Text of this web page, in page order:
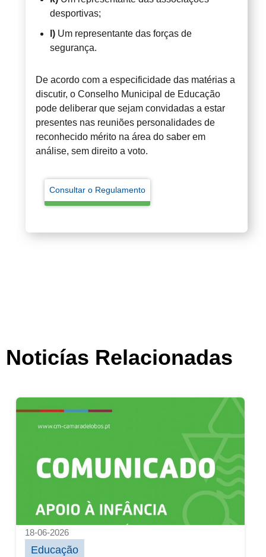
desportivas;
l) Um representante das forças de
segurança.
De acordo com a especificidade das matérias a
discutir, o Conselho Municipal de Educação
pode deliberar que sejam convidadas a estar
presentes nas reuniões personalidades de
reconhecido mérito na área do saber em
análise, sem direito a voto.
Consultar o Regulamento
Noticías Relacionadas
Apoio à Infância | Medida extraordinária
18-06-2026
Educação